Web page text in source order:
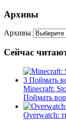
Архивы
Архивы
Сейчас
Minecraft:
Поймать
Overwatch: